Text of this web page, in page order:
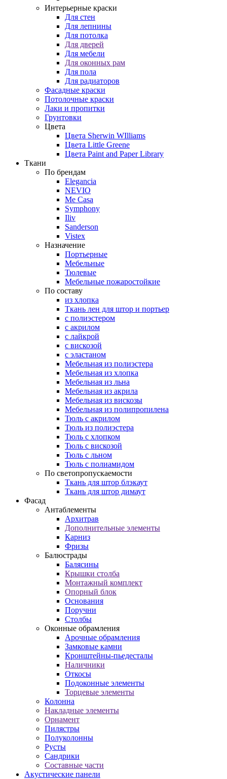
Интерьерные краски
Для стен
Для лепнины
Для потолка
Для дверей
Для мебели
Для оконных рам
Для пола
Для радиаторов
Фасадные краски
Потолочные краски
Лаки и пропитки
Грунтовки
Цвета
Цвета Sherwin WIlliams
Цвета Little Greene
Цвета Paint and Paper Library
Ткани
По брендам
Elegancia
NEVIO
Me Casa
Symphony
Iliv
Sanderson
Vistex
Назначение
Портьерные
Мебельные
Тюлевые
Мебельные пожаростойкие
По составу
из хлопка
Ткань лен для штор и портьер
с полиэстером
с акрилом
с лайкрой
с вискозой
с эластаном
Мебельная из полиэстера
Мебельная из хлопка
Мебельная из льна
Мебельная из акрила
Мебельная из вискозы
Мебельная из полипропилена
Тюль с акрилом
Тюль из полиэстера
Тюль с хлопком
Тюль с вискозой
Тюль с льном
Тюль с полиамидом
По светопропускаемости
Ткань для штор блэкаут
Ткань для штор димаут
Фасад
Антаблементы
Архитрав
Дополнительные элементы
Карниз
Фризы
Балюстрады
Балясины
Крышки столба
Монтажный комплект
Опорный блок
Основания
Поручни
Столбы
Оконные обрамления
Арочные обрамления
Замковые камни
Кронштейны-пьедесталы
Наличники
Откосы
Подоконные элементы
Торцевые элементы
Колонна
Накладные элементы
Орнамент
Пилястры
Полуколонны
Русты
Сандрики
Составные части
Акустические панели